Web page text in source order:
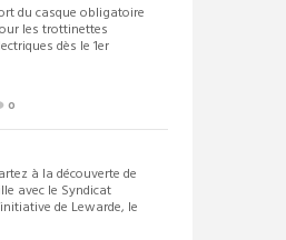
du casque obligatoire
les trottinettes
dès le 1er
0
à la découverte de
avec le Syndicat
de Lewarde, le